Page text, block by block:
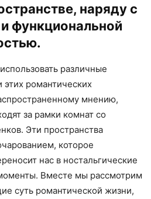
наряду с
функциональной
различные
романтических
мнению,
за рамки комнат со
Эти пространства
которое
нас в ностальгические
Вместе мы рассмотрим
суть романтической жизни,